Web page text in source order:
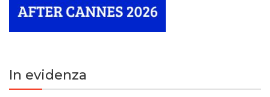
In evidenza